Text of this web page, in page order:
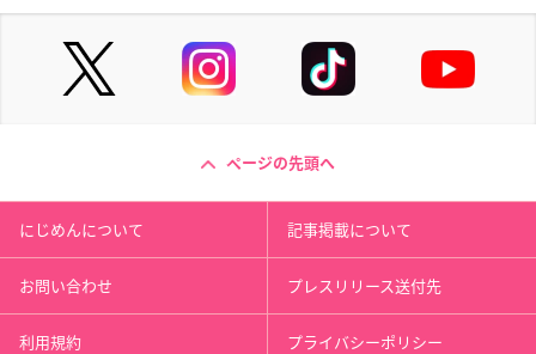
ページの先頭へ
にじめんについて 記事掲載について
お問い合わせ プレスリリース送付先
利用規約 プライバシーポリシー